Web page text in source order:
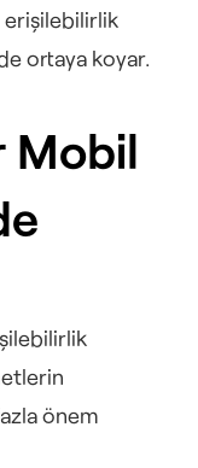
erişilebilirlik
ortaya koyar.
Mobil
önem